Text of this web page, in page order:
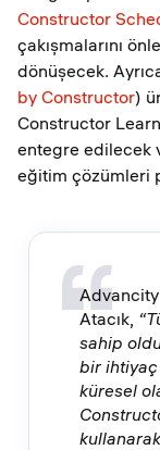
Constructor
çakışmalarını
dönüşecek.
by Constructor)
Constructor
entegre edilecek
eğitim çözümleri
Atacık,
sahip
bir
küresel